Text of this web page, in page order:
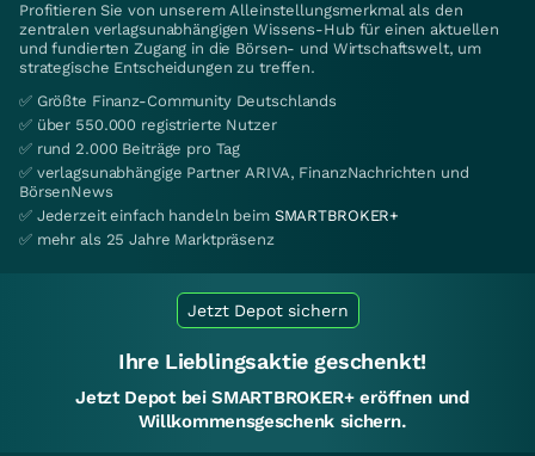
Profitieren Sie von unserem Alleinstellungsmerkmal als den
zentralen verlagsunabhängigen Wissens-Hub für einen aktuellen
und fundierten Zugang in die Börsen- und Wirtschaftswelt, um
strategische Entscheidungen zu treffen.
✅ Größte Finanz-Community Deutschlands
✅ über 550.000 registrierte Nutzer
✅ rund 2.000 Beiträge pro Tag
✅ verlagsunabhängige Partner ARIVA, FinanzNachrichten und
BörsenNews
✅ Jederzeit einfach handeln beim SMARTBROKER+
✅ mehr als 25 Jahre Marktpräsenz
Jetzt Depot sichern
Ihre Lieblingsaktie geschenkt!
Jetzt Depot bei SMARTBROKER+ eröffnen und
Willkommensgeschenk sichern.